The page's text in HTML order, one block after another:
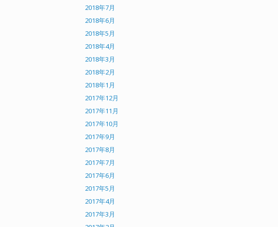
2018年7月
2018年6月
2018年5月
2018年4月
2018年3月
2018年2月
2018年1月
2017年12月
2017年11月
2017年10月
2017年9月
2017年8月
2017年7月
2017年6月
2017年5月
2017年4月
2017年3月